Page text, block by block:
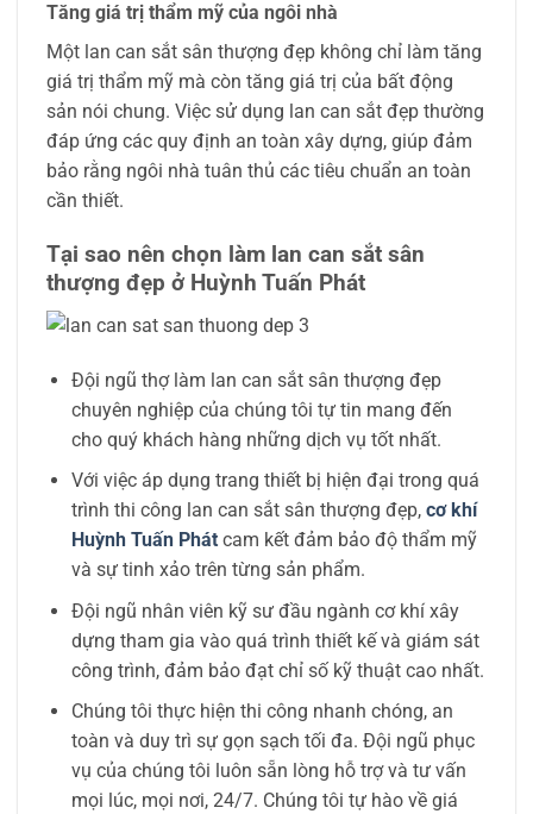
Tăng giá trị thẩm mỹ của ngôi nhà
Một lan can sắt sân thượng đẹp không chỉ làm tăng
giá trị thẩm mỹ mà còn tăng giá trị của bất động
sản nói chung. Việc sử dụng lan can sắt đẹp thường
đáp ứng các quy định an toàn xây dựng, giúp đảm
bảo rằng ngôi nhà tuân thủ các tiêu chuẩn an toàn
cần thiết.
Tại sao nên chọn làm lan can sắt sân
thượng đẹp ở Huỳnh Tuấn Phát
Đội ngũ thợ làm lan can sắt sân thượng đẹp
chuyên nghiệp của chúng tôi tự tin mang đến
cho quý khách hàng những dịch vụ tốt nhất.
Với việc áp dụng trang thiết bị hiện đại trong quá
trình thi công lan can sắt sân thượng đẹp, cơ khí
Huỳnh Tuấn Phátcam kết đảm bảo độ thẩm mỹ
và sự tinh xảo trên từng sản phẩm.
Đội ngũ nhân viên kỹ sư đầu ngành cơ khí xây
dựng tham gia vào quá trình thiết kế và giám sát
công trình, đảm bảo đạt chỉ số kỹ thuật cao nhất.
Chúng tôi thực hiện thi công nhanh chóng, an
toàn và duy trì sự gọn sạch tối đa. Đội ngũ phục
vụ của chúng tôi luôn sẵn lòng hỗ trợ và tư vấn
mọi lúc, mọi nơi, 24/7. Chúng tôi tự hào về giá